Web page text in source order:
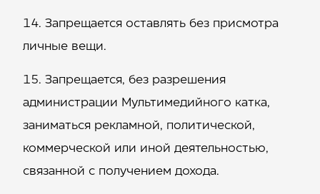
Запрещается оставлять без присмотра
личные вещи.
Запрещается, без разрешения
администрации Мультимедийного катка,
заниматься рекламной, политической,
коммерческой или иной деятельностью,
связанной с получением дохода.